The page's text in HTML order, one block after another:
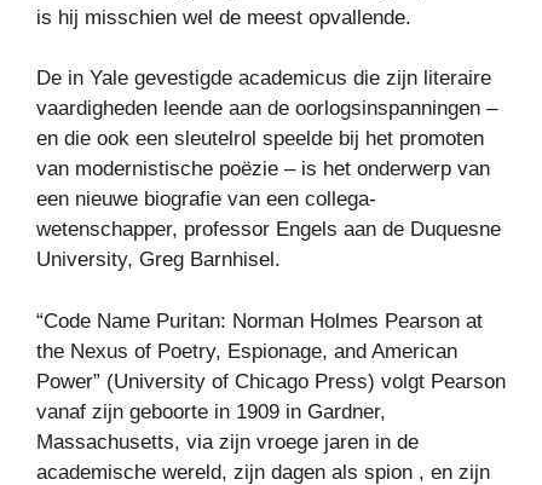
is hij misschien wel de meest opvallende.
De in Yale gevestigde academicus die zijn literaire
vaardigheden leende aan de oorlogsinspanningen –
en die ook een sleutelrol speelde bij het promoten
van modernistische poëzie – is het onderwerp van
een nieuwe biografie van een collega-
wetenschapper, professor Engels aan de Duquesne
University, Greg Barnhisel.
“Code Name Puritan: Norman Holmes Pearson at
the Nexus of Poetry, Espionage, and American
Power” (University of Chicago Press) volgt Pearson
vanaf zijn geboorte in 1909 in Gardner,
Massachusetts, via zijn vroege jaren in de
academische wereld, zijn dagen als spion , en zijn